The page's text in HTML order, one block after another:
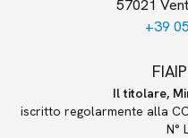
57021
+39
Il titolare,
iscritto regolarmente alla
N°